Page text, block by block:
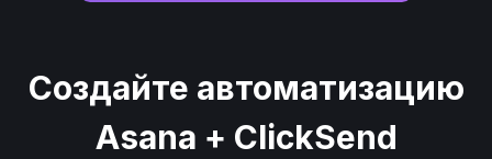
Создайте автоматизацию
Asana + ClickSend